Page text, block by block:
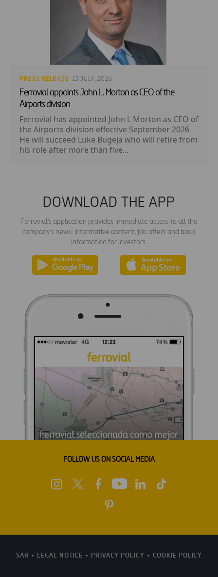
PRESS RELEASE · 15 JULY, 2026
Ferrovial appoints John L. Morton as CEO of the
Airports division
Ferrovial has appointed John L Morton as CEO of
the Airports division effective September 2026
He will succeed Luke Bugeja who will retire from
his role after more than five...
DOWNLOAD THE APP
Ferrovial's application provides immediate access to all the
company's news: informative content, job offers and basic
information for investors.
FOLLOW US ON SOCIAL MEDIA
SAR LEGAL NOTICE PRIVACY POLICY COOKIE POLICY